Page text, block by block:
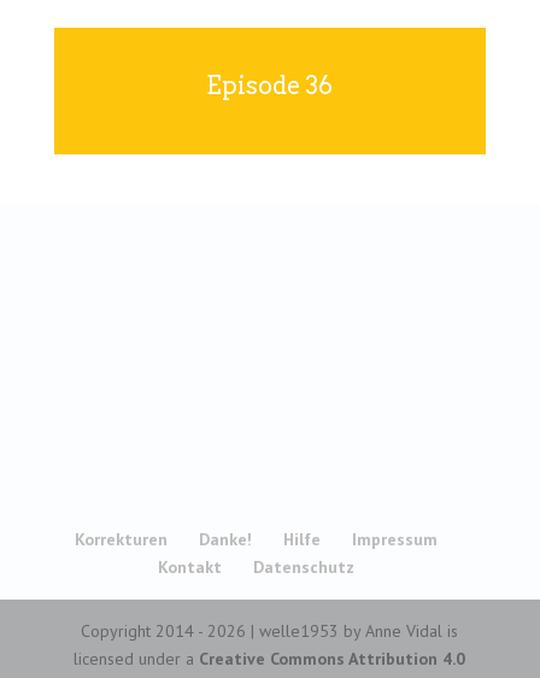
Episode 36
Korrekturen Danke! Hilfe
Impressum
Kontakt
Datenschutz
Copyright 2014 - 2026 | welle1953 by Anne Vidal is
licensed under a Creative Commons Attribution 4.0